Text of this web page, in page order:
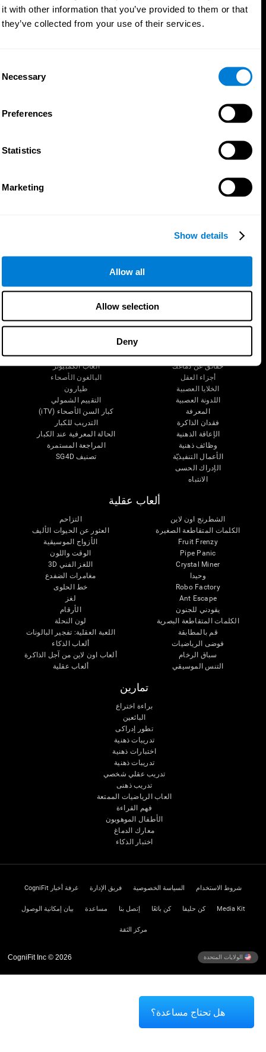
it with other information that you’ve provided to them or that
they’ve collected from your use of their services.
Selection
Necessary
Preferences
Statistics
Marketing
Show details
Allow all
Allow selection
Deny
تابعونا على
العقل والدماغ
حقائق عن دماغك
أجزاء العقل
الخلايا العصبية
اللدونة العصبية
المعرفة
فقدان الذاكرة
الإعاقة الذهنية
وظائف ذهنية
الأعمال التنفيذيّة
الإدراك الحسى
الانتباه
التحقق من صحة العلاجات الرقمية
ألعاب الكمبيوتر
البالغون الأصحاء
طيارون
التقييم الشمولي
كبار السن الأصحاء (iTV)
التدريب للكبار
الحالة المعرفية عند الكبار
المراجعة المستمرة
تصنيف SG4D
ألعاب عقلية
الشطرنج اون لاين
الكلمات المتقاطعة الصغيرة
Fruit Frenzy
Pipe Panic
Crystal Miner
وحيدا
Robo Factory
Ant Escape
يقودني للجنون
الكلمات المتقاطعة البصرية
قم بالمطابقة
فوضى الرياضيات
سباق الرخام
التنس الموسيقي
التزاحم
العثور عن الحيوات الأليف
الأزواج الموسيقية
الوقت واللون
اللغز الفني 3D
مغامرات الضفدع
خط الحلوى
الأرقام
لون النحلة
اللعبة العقلية: تفجير البالونات
ألعاب الذكاء
ألعاب اون لاين من آجل الذاكرة
ألعاب عقلية
تمارين
براءة اختراع
البائعين
تطور إدراكى
تدريبات ذهنية
اختبارات ذهنية
تدريبات ذهنية
تدريب عقلي شخصي
تدريب ذهنى
العاب الرياضيات الممتعة
فهم القراءة
الأطفال الموهوبون
معارك الدماغ
اختبار الذكاء
شروط الاستخدام السياسة الخصوصية فريق الإدارة غرفة أخبار CogniFit
Media Kit كن حليفا كن بائعًا إتصل بنا مساعدة بيان إمكانية الوصول
مركز الثقة
الولايات المتحدة CogniFit Inc © 2026
هل تحتاج مساعدة؟